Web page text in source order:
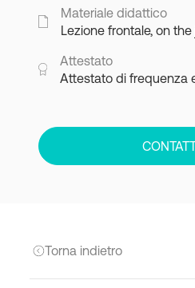
Materiale didattico
Lezione frontale, on
Attestato
Attestato di frequenza
Torna indietro